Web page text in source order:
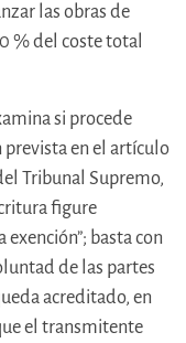
las obras de
% del coste total
si procede
en el artículo
Tribunal Supremo,
figure
exención”; basta con
de las partes
acreditado, en
el transmitente